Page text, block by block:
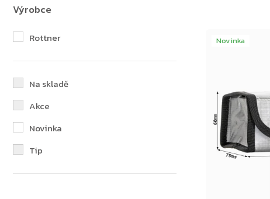
Na skladě
Akce
Novinka
Tip
Rottner Novinka